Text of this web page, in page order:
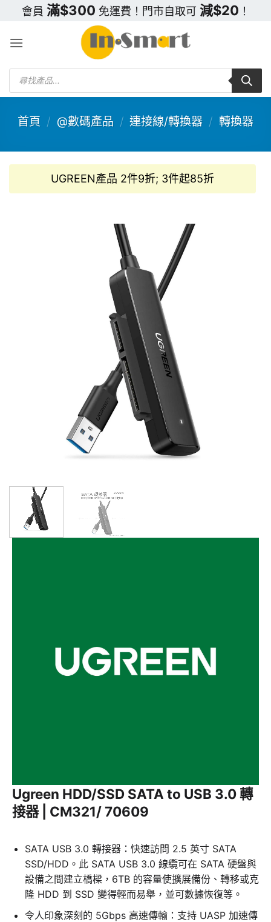
content
會員 滿$300 免運費！門市自取可 減$20 ！
Products
search
首頁 / @數碼產品 / 連接線/轉換器 / 轉換器
UGREEN產品 2件9折; 3件起85折
Ugreen HDD/SSD SATA to USB 3.0 轉
接器 | CM321/ 70609
SATA USB 3.0 轉接器：快速訪問 2.5 英寸 SATA
SSD/HDD。此 SATA USB 3.0 線纜可在 SATA 硬盤與
設備之間建立橋樑，6TB 的容量使擴展備份、轉移或克
隆 HDD 到 SSD 變得輕而易舉，並可數據恢復等。
令人印象深刻的 5Gbps 高速傳輸：支持 UASP 加速傳